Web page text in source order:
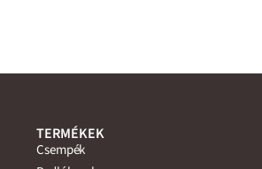
TERMÉKEK
Csempék